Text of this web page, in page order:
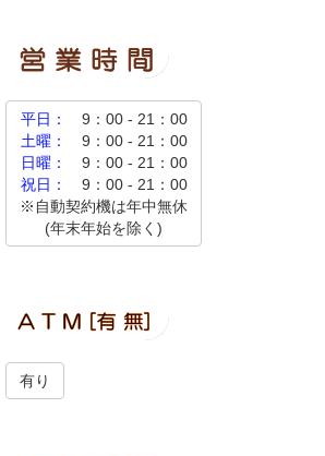
平日：
9：00 - 21：00
土曜：
9：00 - 21：00
日曜：
9：00 - 21：00
祝日：
9：00 - 21：00
※自動契約機は年中無休
(年末年始を除く)
有り